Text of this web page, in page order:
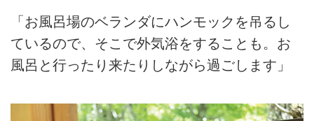
「お風呂場のベランダにハンモックを吊るし
ているので、そこで外気浴をすることも。お
風呂と行ったり来たりしながら過ごします」